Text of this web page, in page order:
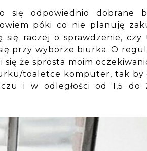
się odpowiednio dobrane
póki co nie planuję
raczej o sprawdzenie, czy
przy wyborze biurka. O
że sprosta moim
toaletce komputer, tak by
i w odległości od 1,5 do